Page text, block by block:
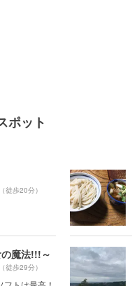
ポット
（徒歩20分）
魔法!!!～
（徒歩29分）